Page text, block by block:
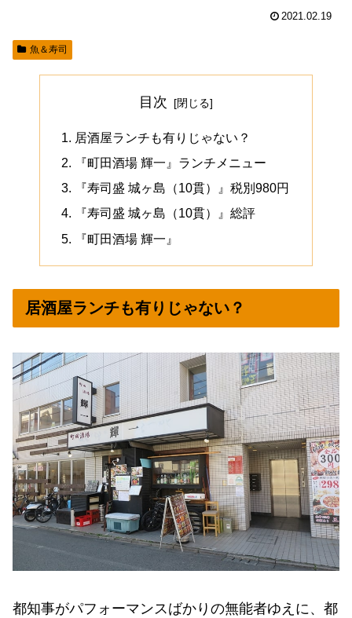
2021.02.19
魚＆寿司
目次
居酒屋ランチも有りじゃない？
『町田酒場 輝一』ランチメニュー
『寿司盛 城ヶ島（10貫）』税別980円
『寿司盛 城ヶ島（10貫）』総評
『町田酒場 輝一』
居酒屋ランチも有りじゃない？
都知事がパフォーマンスばかりの無能者ゆえに、都